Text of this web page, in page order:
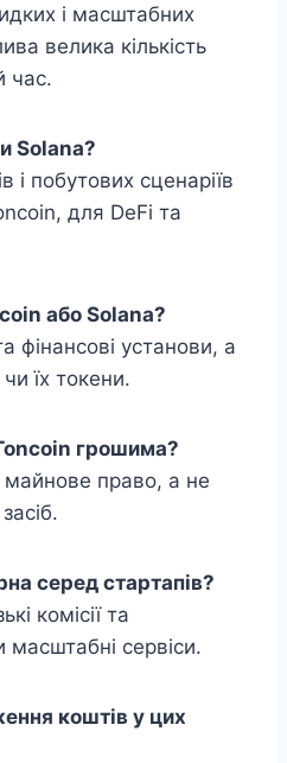
і масштабних
велика кількість
час.
Solana?
і побутових сценаріїв
для DeFi та
або Solana?
фінансові установи, а
їх токени.
грошима?
право, а не
серед стартапів?
комісії та
масштабні сервіси.
коштів у цих